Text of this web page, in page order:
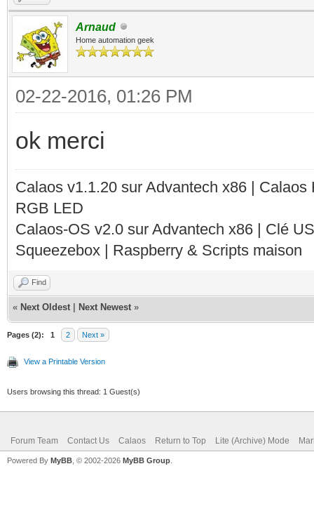
Arnaud
Home automation geek
02-22-2016, 01:26 PM
ok merci
Calaos v1.1.20 sur Advantech x86 |
RGB LED
Calaos-OS v2.0 sur Advantech x86 | Clé
Squeezebox | Raspberry & Scripts maison
Find
« Next Oldest Next Newest »
Pages (2): 1 2 Next »
View a Printable Version
Users browsing this thread: 1 Guest(s)
Forum Team Contact Us Calaos Return to Top Lite (Archive) Mode
Powered By MyBB , © 2002-2026 MyBB Group